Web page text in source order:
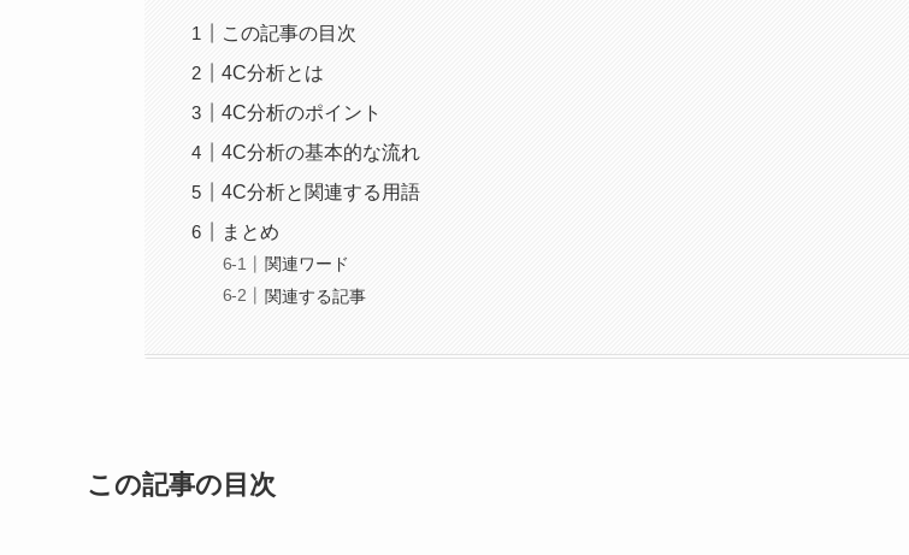
この記事の目次
4C分析とは
4C分析のポイント
4C分析の基本的な流れ
4C分析と関連する用語
まとめ
関連ワード
関連する記事
この記事の目次